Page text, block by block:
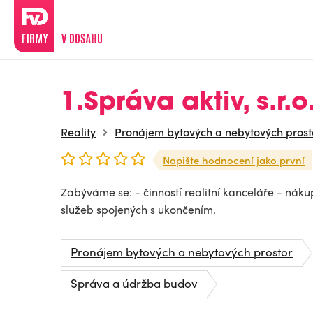
1.Správa aktiv,
Reality Pronájem bytových a nebytových
Napište hodnocení jako první
Zabýváme se: - činností realitní kanceláře -
služeb spojených s ukončením.
Pronájem bytových a nebytových prostor
Správa a údržba budov